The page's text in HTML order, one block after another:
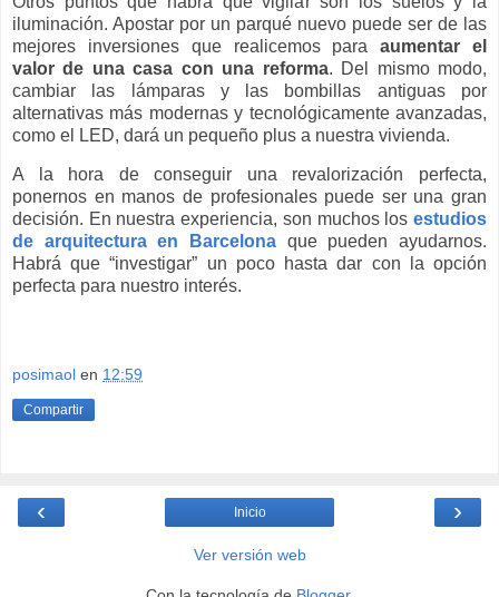
iluminación. Apostar por un parqué nuevo puede ser de las
mejores inversiones que realicemos paraaumentar el
valor de una casa con una reforma. Del mismo modo,
cambiar las lámparas y las bombillas antiguas por
alternativas más modernas y tecnológicamente avanzadas,
como el LED, dará un pequeño plus a nuestra vivienda.
A la hora de conseguir una revalorización perfecta,
ponernos en manos de profesionales puede ser una gran
decisión. En nuestra experiencia, son muchos los estudios
de arquitectura en Barcelona que pueden ayudarnos.
Habrá que “investigar” un poco hasta dar con la opción
perfecta para nuestro interés.
posimaol en 12:59
Compartir
‹ ›
Inicio
Ver versión web